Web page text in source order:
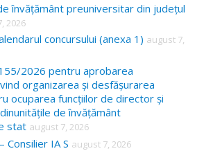
învățământ preuniversitar din județul
2026
concursului (anexa 1) august 7,
2026 pentru aprobarea
organizarea și desfășurarea
ocuparea funcțiilor de director și
de învățământ
stat august 7, 2026
Consilier IA S august 7, 2026